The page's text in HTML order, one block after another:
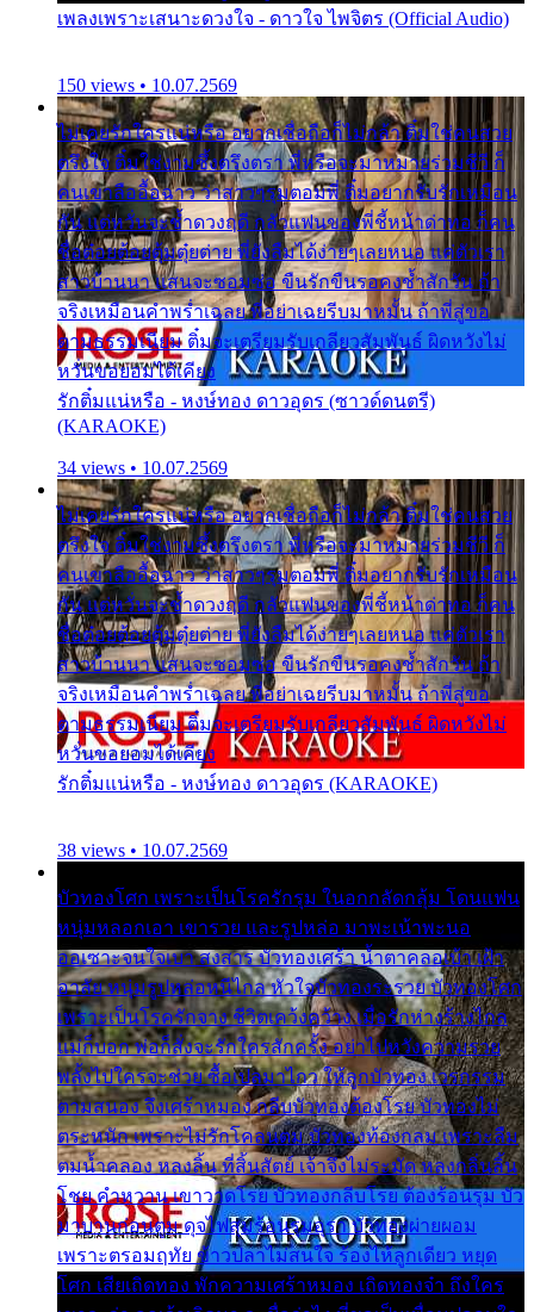
เพลงเพราะเสนาะดวงใจ - ดาวใจ ไพจิตร (Official Audio)
150 views • 10.07.2569
ไม่เคยรักใครแน่หรือ อยากเชื่อถือก็ไม่กล้า ติ๋มใช่คนสวย
ตรึงใจ ติ๋มใช่งามซึ้งตรึงตรา พี่หรือจะมาหมายร่วมชีวี ก็
คนเขาลืออื้อฉาว ว่าสาวๆรุมตอมพี่ ติ๋มอยากรับรักเหมือน
กัน แต่หวั่นจะช้ำดวงฤดี กลัวแฟนของพี่ชี้หน้าด่าทอ ก็คน
ชื่อต๋อยต้อยตุ้มตุ๋ยต่าย พี่ยังลืมได้ง่ายๆเลยหนอ แค่ตัวเรา
สาวบ้านนา แสนจะซอมซ่อ ขืนรักขืนรอคงช้ำสักวัน ถ้า
จริงเหมือนคำพร่ำเฉลย พี่อย่าเฉยรีบมาหมั้น ถ้าพี่สู่ขอ
ตามธรรมเนียม ติ๋มจะเตรียมรับเกลียวสัมพันธ์ ผิดหวังไม่
หวั่นขอยอมได้เคียง
รักติ๋มแน่หรือ - หงษ์ทอง ดาวอุดร (ซาวด์ดนตรี)
(KARAOKE)
34 views • 10.07.2569
ไม่เคยรักใครแน่หรือ อยากเชื่อถือก็ไม่กล้า ติ๋มใช่คนสวย
ตรึงใจ ติ๋มใช่งามซึ้งตรึงตรา พี่หรือจะมาหมายร่วมชีวี ก็
คนเขาลืออื้อฉาว ว่าสาวๆรุมตอมพี่ ติ๋มอยากรับรักเหมือน
กัน แต่หวั่นจะช้ำดวงฤดี กลัวแฟนของพี่ชี้หน้าด่าทอ ก็คน
ชื่อต๋อยต้อยตุ้มตุ๋ยต่าย พี่ยังลืมได้ง่ายๆเลยหนอ แค่ตัวเรา
สาวบ้านนา แสนจะซอมซ่อ ขืนรักขืนรอคงช้ำสักวัน ถ้า
จริงเหมือนคำพร่ำเฉลย พี่อย่าเฉยรีบมาหมั้น ถ้าพี่สู่ขอ
ตามธรรมเนียม ติ๋มจะเตรียมรับเกลียวสัมพันธ์ ผิดหวังไม่
หวั่นขอยอมได้เคียง
รักติ๋มแน่หรือ - หงษ์ทอง ดาวอุดร (KARAOKE)
38 views • 10.07.2569
บัวทองโศก เพราะเป็นโรครักรุม ในอกกลัดกลุ้ม โดนแฟน
หนุ่มหลอกเอา เขารวย และรูปหล่อ มาพะเน้าพะนอ
ออเซาะจนใจเบา สงสาร บัวทองเศร้า น้ำตาคลอเบ้า เฝ้า
อาลัย หนุ่มรูปหล่อหนีไกล หัวใจบัวทองระรวย บัวทองโศก
เพราะเป็นโรครักจาง ชีวิตเคว้งคว้าง เมื่อรักห่างร้างไกล
แม่ก็บอก พ่อก็สั่งจะรักใครสักครั้ง อย่าไปหวังความรวย
พลั้งไปใครจะช่วย ซื้อเปลมาไกว ให้ลูกบัวทอง เวรกรรม
ตามสนอง จึงเศร้าหมอง กลีบบัวทองต้องโรย บัวทองไม่
ตระหนัก เพราะไม่รักโคลนตม บัวทองท้องกลม เพราะลืม
ตมน้ำคลอง หลงลิ้น ที่สิ้นสัตย์ เจ้าจึงไม่ระมัด หลงกลิ่นลิ้น
โชย คำหวาน เขาวาดโรย บัวทองกลีบโรย ต้องร้อนรุม บัว
มาบานก่อนตูม ดุจไฟสุมร้อนรุมอุรา บัวทองผ่ายผอม
เพราะตรอมฤทัย ข้าวปลาไม่สนใจ ร้องไห้ลูกเดียว หยุด
โศก เสียเถิดทอง พักความเศร้าหมอง เถิดทองจ๋า ถึงใคร